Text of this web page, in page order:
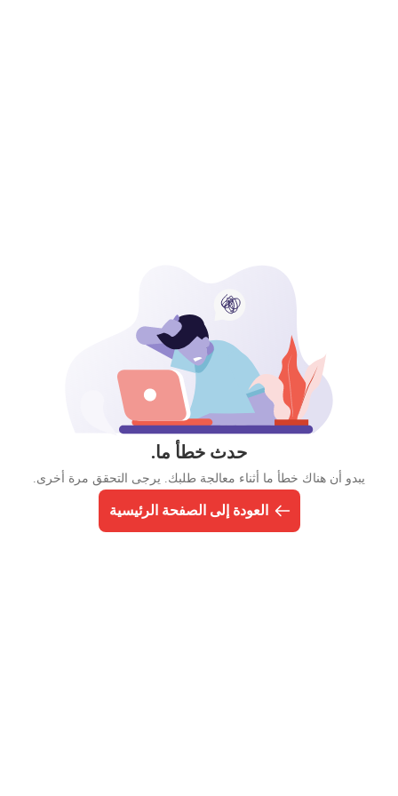
حدث خطأ ما.
يبدو أن هناك خطأ ما أثناء معالجة طلبك. يرجى التحقق مرة أخرى.
العودة إلى الصفحة الرئيسية